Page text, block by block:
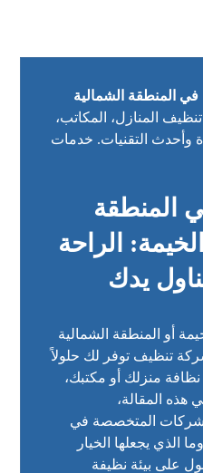
المنطقة الشمالية
المنازل، المكاتب،
وأحدث التقنيات. خدمات
المنطقة
الراحة
يدك
أو المنطقة الشمالية
تنظيف توفر لك حلولاً
منزلك أو مكتبك،
هذه المقالة،
المتخصصة في
الذي يجعلها الخيار
على بيئة نظيفة